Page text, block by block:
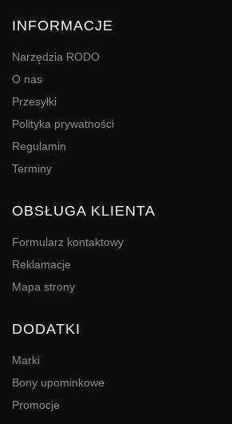
INFORMACJE
Narzędzia RODO
O nas
Przesyłki
Polityka prywatności
Regulamin
Terminy
OBSŁUGA KLIENTA
Formularz kontaktowy
Reklamacje
Mapa strony
DODATKI
Marki
Bony upominkowe
Promocje